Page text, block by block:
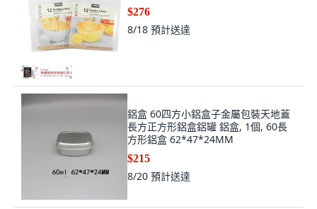
$276
8/18 預計送達
鋁盒 60四方小鋁盒子金屬包裝天地蓋
長方正方形鋁盒鋁罐 鋁盒, 1個, 60長
方形鋁盒 62*47*24MM
$215
8/20 預計送達